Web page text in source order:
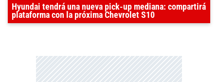
Hyundai tendrá una nueva pick-up mediana: compartirá
plataforma con la próxima Chevrolet S10